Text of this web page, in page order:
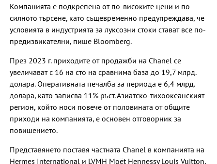
Компанията е подкрепена от по-високите цени и по-
силното търсене, като същевременно предупреждава, че
условията в индустрията за луксозни стоки стават все по-
предизвикателни, пише Bloomberg.
През 2023 г. приходите от продажби на Chanel се
увеличават с 16 на сто на сравнима база до 19,7 млрд.
долара. Оперативната печалба за периода е 6,4 млрд.
долара, като записва 11% ръст. Азиатско-тихоокеанският
регион, който носи повече от половината от общите
приходи на компанията, е основен отговорник за
повишението.
Представянето поставя частната Chanel в компанията на
Hermes International и LVMH Moët Hennessy Louis Vuitton,